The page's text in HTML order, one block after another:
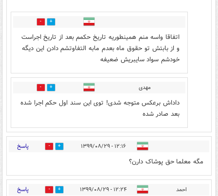
0
اتفاقا واسه منم همینطوریه تاریخ حکمم بعد از تاریخ اجراست
و از بابتش تو حقوق ماه بعدم مابه التفاوتشم دادن این دیگه
خودشم سواد سایبریش ضعیفه
مهدی 0
داداش برعکس متوجه شدی! توی این سند اول حکم اجرا شده
بعد صادر شده
۱۲:۱۶ - ۱۳۹۹/۰۸/۲۹ 15 پاسخ
مگه معلما حق پوشاک دارن؟
احمد ۱۲:۲۴ - ۱۳۹۹/۰۸/۲۹ 14 پاسخ